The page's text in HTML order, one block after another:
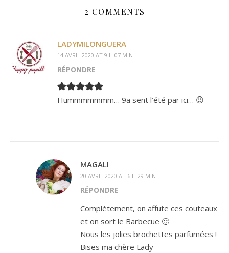
2 COMMENTS
LADYMILONGUERA
14 AVRIL 2020 AT 9 H 07 MIN
RÉPONDRE
Hummmmmmm… 9a sent l’été par ici… 😉
MAGALI
20 AVRIL 2020 AT 6 H 29 MIN
RÉPONDRE
Complètement, on affute ces couteaux
et on sort le Barbecue 🙂
Nous les jolies brochettes parfumées !
Bises ma chère Lady